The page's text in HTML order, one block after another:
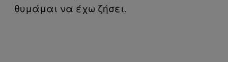
θυμάμαι να έχω ζήσει.